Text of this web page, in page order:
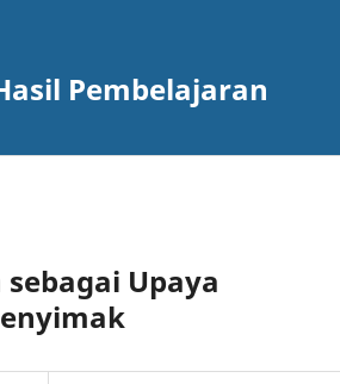
Pembelajaran
Upaya